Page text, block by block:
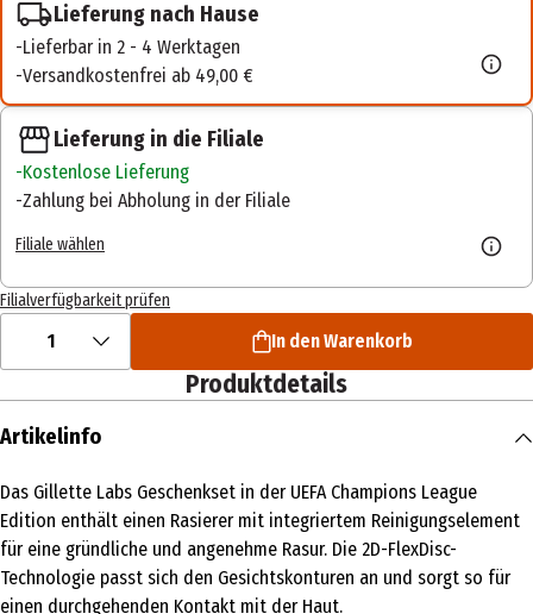
Lieferung nach Hause
Lieferbar in 2 - 4 Werktagen
Versandkostenfrei ab 49,00 €
Lieferung in die Filiale
Kostenlose Lieferung
Zahlung bei Abholung in der Filiale
Filiale wählen
Filialverfügbarkeit prüfen
1 In den Warenkorb
Produktdetails
Artikelinfo
Das Gillette Labs Geschenkset in der UEFA Champions League
Edition enthält einen Rasierer mit integriertem Reinigungselement
für eine gründliche und angenehme Rasur. Die 2D-FlexDisc-
Technologie passt sich den Gesichtskonturen an und sorgt so für
einen durchgehenden Kontakt mit der Haut.